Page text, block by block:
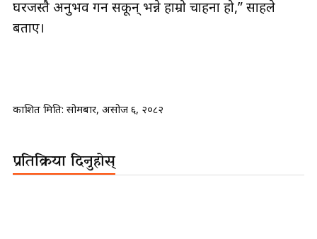
घरजस्तै अनुभव गर्न सकून् भन्ने हाम्रो चाहना हो,” साहले
बताए।
प्रकाशित मिति: सोमबार, असोज ६, २०८२
प्रतिक्रिया दिनुहोस्